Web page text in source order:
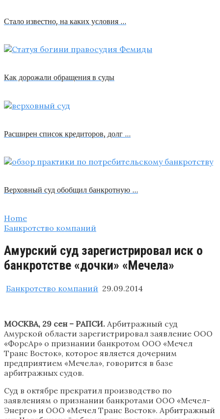
Стало известно, на каких условия …
Как дорожали обращения в суды
Расширен список кредиторов, долг …
Верховный суд обобщил банкротную …
Home
Банкротство компаний
Амурский суд зарегистрировал иск о
банкротстве «дочки» «Мечела»
Банкротство компаний 29.09.2014
МОСКВА, 29 сен – РАПСИ. Арбитражный суд
Амурской области зарегистрировал заявление ООО
«ФорсАр» о признании банкротом ООО «Мечел
Транс Восток», которое является дочерним
предприятием «Мечела», говорится в базе
арбитражных судов.
Суд в октябре прекратил производство по
заявлениям о признании банкротами ООО «Мечел-
Энерго» и ООО «Мечел Транс Восток». Арбитражный